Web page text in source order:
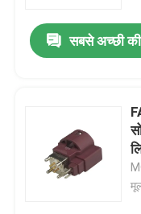
सबसे अच्छी